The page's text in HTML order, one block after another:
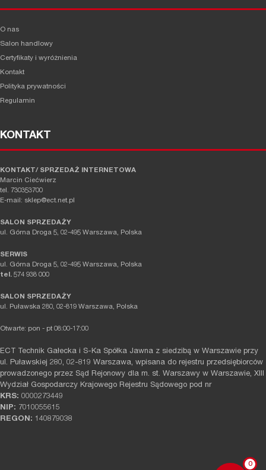
0
O nas
Salon handlowy
Certyfikaty i wyróżnienia
Kontakt
Polityka prywatności
Regulamin
KONTAKT
KONTAKT/ SPRZEDAŻ INTERNETOWA
Marcin Ciećwierz
tel. 730353700
E-mail: sklep@ect.net.pl
SALON SPRZEDAŻY
ul. Górna Droga 5, 02-495 Warszawa, Polska
SERWIS
ul. Górna Droga 5, 02-495 Warszawa, Polska
tel. 574 938 000
SALON SPRZEDAŻY
ul. Puławska 280, 02-819 Warszawa, Polska
Otwarte: pon - pt 08:00-17:00
ECT Technik Gałecka i S-Ka Spółka Jawna z siedzibą w Warszawie przy
ul. Puławskiej 280, 02-819 Warszawa, wpisana do rejestru przedsiębiorców
prowadzonego przez Sąd Rejonowy dla m. st. Warszawy w Warszawie, XIII
Wydział Gospodarczy Krajowego Rejestru Sądowego pod nr
KRS: 0000273449
NIP: 7010055615
REGON: 140879038